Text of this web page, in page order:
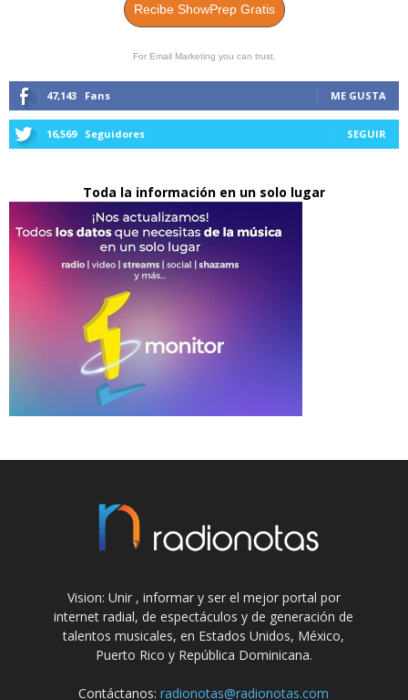
Recibe ShowPrep Gratis
For Email Marketing you can trust.
47,143 Fans ME GUSTA
16,569 Seguidores SEGUIR
Toda la información en un solo lugar
Vision: Unir , informar y ser el mejor portal por
internet radial, de espectáculos y de generación de
talentos musicales, en Estados Unidos, México,
Puerto Rico y República Dominicana.
Contáctanos:radionotas@radionotas.com